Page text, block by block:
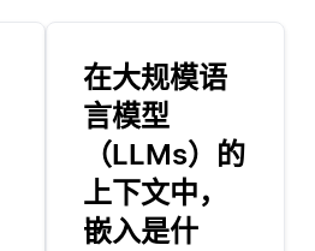
在大规模语
言模型
（LLMs）的
上下文中，
嵌入是什